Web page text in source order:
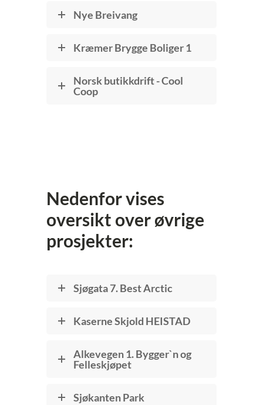
Nye Breivang
Kræmer Brygge Boliger 1
Norsk butikkdrift - Cool
Coop
Nedenfor vises
oversikt over øvrige
prosjekter:
Sjøgata 7. Best Arctic
Kaserne Skjold HEISTAD
Alkevegen 1. Bygger`n og
Felleskjøpet
Sjøkanten Park